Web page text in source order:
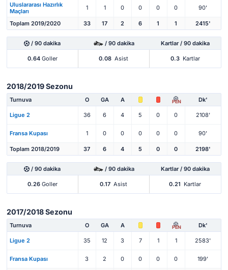
Uluslararası Hazırlık
Maçları
1 1 0 0 0 0 90'
Toplam 2019/2020 33 17 2 6 1 1 2415'
/ 90 dakika / 90 dakika Kartlar / 90 dakika
0.64Goller 0.08 Asist 0.3 Kartlar
2018/2019 Sezonu
Turnuva O GA A PEN Dk'
Ligue 2 36 6 4 5 0 0 2108'
Fransa Kupası 1 0 0 0 0 0 90'
Toplam 2018/2019 37 6 4 5 0 0 2198'
/ 90 dakika / 90 dakika Kartlar / 90 dakika
0.26Goller 0.17 Asist 0.21 Kartlar
2017/2018 Sezonu
Turnuva O GA A PEN Dk'
Ligue 2 35 12 3 7 1 1 2583'
Fransa Kupası 3 2 0 0 0 0 199'